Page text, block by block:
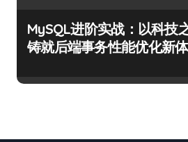
MySQL进阶实战：以科技
铸就后端事务性能优化新